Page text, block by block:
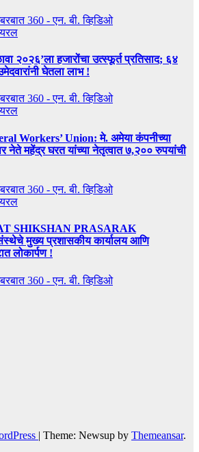
360 - एन. बी. व्हिडिओ
२०२६’ला हजारोंचा उत्स्फूर्त प्रतिसाद; ६४
घेतला लाभ !
360 - एन. बी. व्हिडिओ
Workers’ Union: मे. अमेया कंपनीच्या
नेते महेंद्र घरत यांच्या नेतृत्वात ७,२०० रुपयांची
360 - एन. बी. व्हिडिओ
SHIKSHAN PRASARAK
मुख्य प्रशासकीय कार्यालय आणि
लोकार्पण !
360 - एन. बी. व्हिडिओ
| Theme: Newsup by Themeansar.